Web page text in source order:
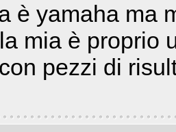
è yamaha ma
mia è proprio
pezzi di